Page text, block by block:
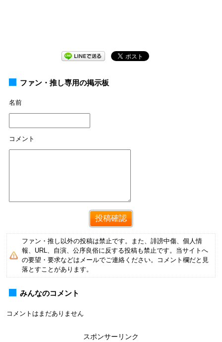
ファン・推し専用の掲示板
名前
コメント
ファン・推し以外の投稿は禁止です。また、誹謗中傷、個人情
報、URL、自演、公序良俗に反する投稿も禁止です。当サイトへ
の要望・要求などはメールでご連絡ください。コメント欄だと見
落とすことがあります。
みんなのコメント
コメントはまだありません
スポンサーリンク